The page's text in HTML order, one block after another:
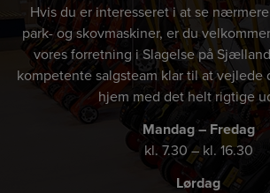
Hvis du er interesseret i at se
park- og skovmaskiner, er du
vores forretning i Slagelse på
kompetente salgsteam klar til at vejlede
hjem med det helt rigtige
Mandag – Fredag
kl. 7.30 – kl. 16.30
Lørdag